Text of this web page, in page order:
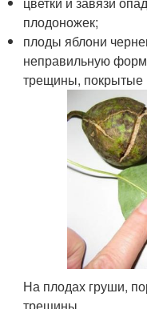
плодоножек;
плоды яблони
неправильную
трещины, покрытые
На плодах груши,